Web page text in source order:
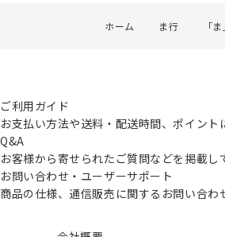
ホーム ま行 「
ご利用ガイド
お支払い方法や送料・配送時間、ポイント
Q&A
お客様から寄せられたご質問などを掲載し
お問い合わせ・ユーザーサポート
商品の仕様、通信販売に関するお問い合わ